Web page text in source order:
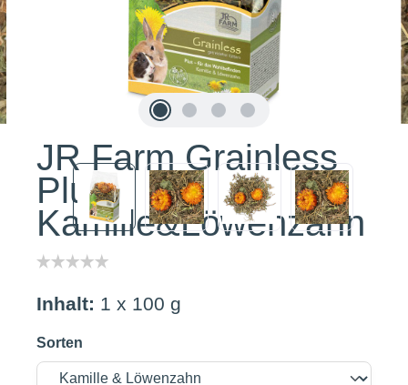
JR Farm Grainless
Plus
Kamille&Löwenzahn
Inhalt: 1 x 100 g
Sorten